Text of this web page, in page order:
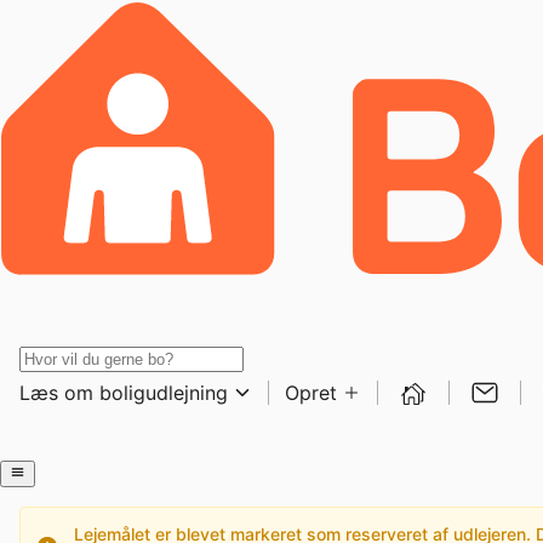
Læs om boligudlejning Opret
Lejemålet er blevet markeret som reserveret af